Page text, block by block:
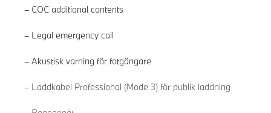
COC additional contents
Legal emergency call
Akustisk varning för fotgängare
Laddkabel Professional (Mode 3) för publik laddning